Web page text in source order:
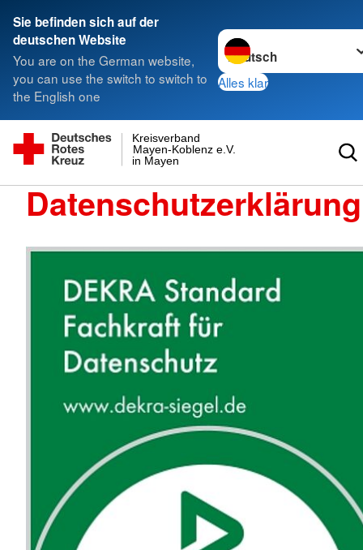
Sie befinden sich auf der
deutschen Website
You are on the German website,
you can use the switch to switch to
the English one
Sprache wechseln zu
Alles klar
in Mayen
Mayen-Koblenz e.V.
Kreisverband
Datenschutzerklärung